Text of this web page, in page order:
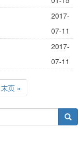
2017-
07-11
2017-
07-11
Last
page
末页 »
搜索